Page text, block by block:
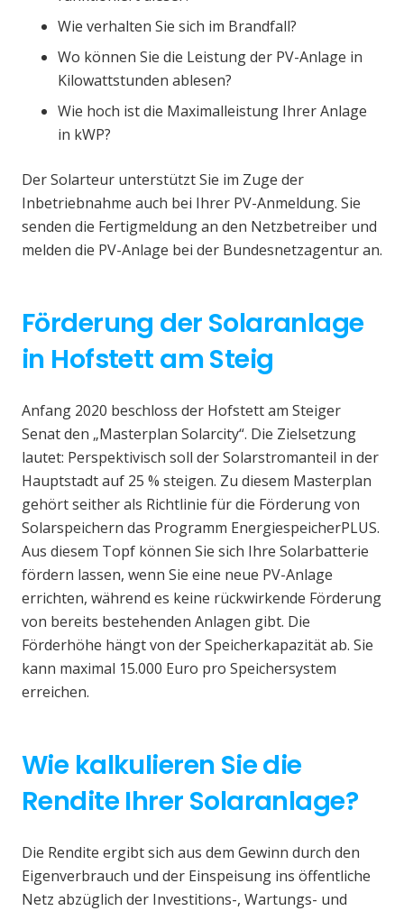
Wie verhalten Sie sich im Brandfall?
Wo können Sie die Leistung der PV-Anlage in
Kilowattstunden ablesen?
Wie hoch ist die Maximalleistung Ihrer Anlage
in kWP?
Der Solarteur unterstützt Sie im Zuge der
Inbetriebnahme auch bei Ihrer PV-Anmeldung. Sie
senden die Fertigmeldung an den Netzbetreiber und
melden die PV-Anlage bei der Bundesnetzagentur an.
Förderung der Solaranlage
in Hofstett am Steig
Anfang 2020 beschloss der Hofstett am Steiger
Senat den „Masterplan Solarcity“. Die Zielsetzung
lautet: Perspektivisch soll der Solarstromanteil in der
Hauptstadt auf 25 % steigen. Zu diesem Masterplan
gehört seither als Richtlinie für die Förderung von
Solarspeichern das Programm EnergiespeicherPLUS.
Aus diesem Topf können Sie sich Ihre Solarbatterie
fördern lassen, wenn Sie eine neue PV-Anlage
errichten, während es keine rückwirkende Förderung
von bereits bestehenden Anlagen gibt. Die
Förderhöhe hängt von der Speicherkapazität ab. Sie
kann maximal 15.000 Euro pro Speichersystem
erreichen.
Wie kalkulieren Sie die
Rendite Ihrer Solaranlage?
Die Rendite ergibt sich aus dem Gewinn durch den
Eigenverbrauch und der Einspeisung ins öffentliche
Netz abzüglich der Investitions-, Wartungs- und